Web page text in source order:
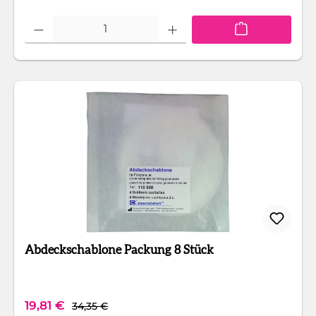
Produkt Anzahl: Gib den gewünschten Wert ein oder benutze die
Abdeckschablone Packung 8 Stück
Verkaufspreis:
19,81 € Regulärer Preis:
34,35 €